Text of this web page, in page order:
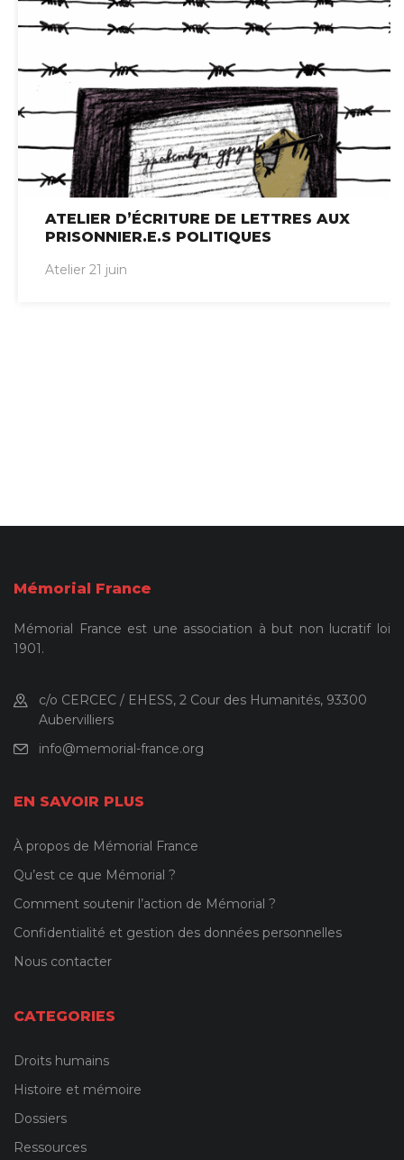
ATELIER D’ÉCRITURE DE LETTRES AUX
PRISONNIER.E.S POLITIQUES
Atelier 21 juin
Mémorial France
Mémorial France est une association à but non lucratif loi
1901.
c/o CERCEC / EHESS, 2 Cour des Humanités, 93300
Aubervilliers
info@memorial-france.org
EN SAVOIR PLUS
À propos de Mémorial France
Qu’est ce que Mémorial ?
Comment soutenir l’action de Mémorial ?
Confidentialité et gestion des données personnelles
Nous contacter
CATEGORIES
Droits humains
Histoire et mémoire
Dossiers
Ressources